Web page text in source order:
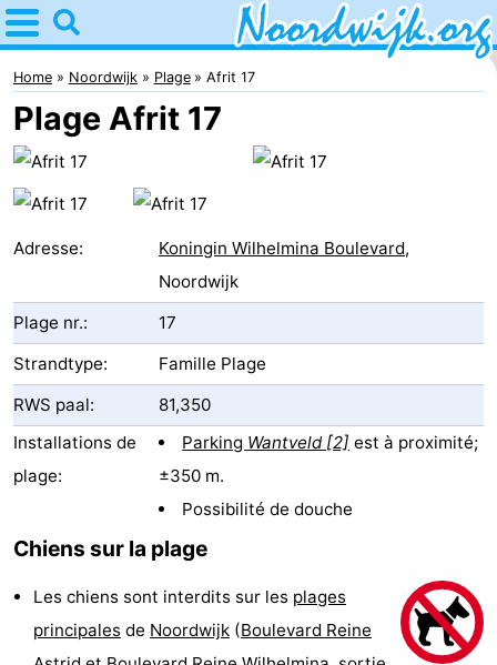
Home
Noordwijk
Astuces
Avec
nuit
Campings
Chambre
d'hôtes
Chaumières
-
Spar
Noordduinen
Duinresort
Home Noordwijk Plage Afrit 17
Plage Afrit 17
Adresse: Koningin Wilhelmina Boulevard,
Noordwijk
Plage nr.:
17
Strandtype:
Famille Plage
RWS paal:
81,350
Installations de
plage:
Parking Wantveld [2] est à proximité;
±350 m.
Possibilité de douche
Chiens sur la plage
Les chiens sont interdits sur les plages
principales de Noordwijk (Boulevard Reine